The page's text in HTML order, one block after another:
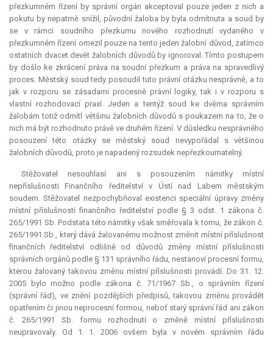
přezkumném řízení by správní orgán akceptoval pouze jeden z nich a
pokutu by nepatrně snížil, původní žaloba by byla odmítnuta a soud by
se v rámci soudního přezkumu nového rozhodnutí vydaného v
přezkumném řízení omezil pouze na tento jeden žalobní důvod, zatímco
ostatních dvacet devět žalobních důvodů by ignoroval. Tímto postupem
by došlo ke zkrácení práva na soudní přezkum a práva na spravedlivý
proces. Městský soud tedy posoudil tuto právní otázku nesprávně, a to
jak v rozporu se zásadami procesně právní logiky, tak i v rozporu s
vlastní rozhodovací praxí. Jeden a tentýž soud ke dvěma správním
žalobám totiž odmítl většinu žalobních důvodů s poukazem na to, že o
nich má být rozhodnuto právě ve druhém řízení. V důsledku nesprávného
posouzení této otázky se městský soud nevypořádal s většinou
žalobních důvodů, proto je napadený rozsudek nepřezkoumatelný.
Stěžovatel nesouhlasí ani s posouzením námitky místní
nepříslušnosti Finančního ředitelství v Ústí nad Labem městským
soudem. Stěžovatel nezpochybňoval existenci speciální úpravy změny
místní příslušnosti finančního ředitelství podle § 3 odst. 1 zákona č.
265/1991 Sb. Podstata této námitky však směřovala k tomu, že zákon č.
265/1991 Sb., který dává žalovanému možnost změnit místní příslušnost
finančních ředitelství odlišně od důvodů změny místní příslušnosti
správních orgánů podle § 131 správního řádu, nestanoví procesní formu,
kterou žalovaný takovou změnu místní příslušnosti provádí. Do 31. 12.
2005 bylo možno podle zákona č. 71/1967 Sb., o správním řízení
(správní řád), ve znění pozdějších předpisů, takovou změnu provádět
opatřením či jinou neprocesní formou, neboť starý správní řád ani zákon
č. 265/1991 Sb. formu rozhodnutí o změně místní příslušnosti
neupravovaly. Od 1. 1. 2006 ovšem byla v novém správním řádu